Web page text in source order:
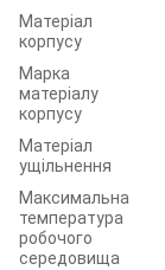
Матеріал
корпусу
Марка
матеріалу
корпусу
Матеріал
ущільнення
Максимальна
температура
робочого
середовища